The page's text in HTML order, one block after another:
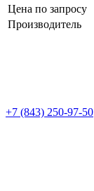
Цена по запросу
Производитель
+7 (843) 250-97-50